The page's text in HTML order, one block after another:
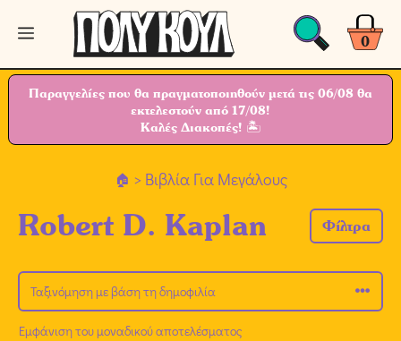
Μετάβαση
περιεχόμενο
0
Μενού
Παραγγελίες που θα πραγματοποιηθούν μετά τις 06/08 θα
εκτελεστούν από 17/08!
Καλές Διακοπές! 🏝
> Βιβλία Για Μεγάλους
Robert D. Kaplan Φίλτρα
Εμφάνιση του μοναδικού αποτελέσματος